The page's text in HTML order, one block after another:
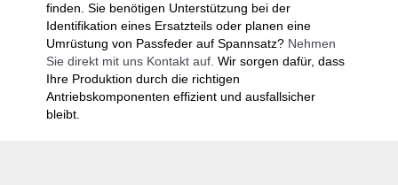
finden. Sie benötigen Unterstützung bei der
Identifikation eines Ersatzteils oder planen eine
Umrüstung von Passfeder auf Spannsatz? Nehmen
Sie direkt mit uns Kontakt auf. Wir sorgen dafür, dass
Ihre Produktion durch die richtigen
Antriebskomponenten effizient und ausfallsicher
bleibt.